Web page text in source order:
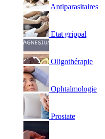
Antiparasitaires
Etat grippal
Oligothérapie
Ophtalmologie
Prostate